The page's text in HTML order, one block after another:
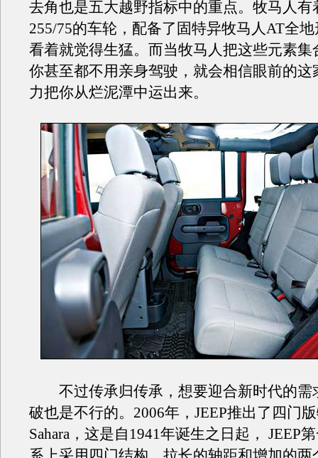
去角也是五大越野指标中的重点。牧马人有
255/75的车轮，配备了固特异牧马人AT全
看着就觉得生猛。而当牧马人把这些元素集
你甚至都不用亲身驾驶，就会相信眼前的这
力把你从烂泥潭中运出来。
不过传承归传承，想要迎合新时代的需
破也是不行的。2006年，JEEP推出了四门
Sahara，这是自1941年诞生之日起， JEEP